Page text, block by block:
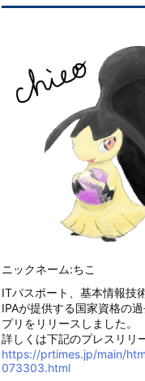
ニックネーム:ちこ
ITパスポート、基本情報技
IPAが提供する国家資格の
プリをリリースしました。
詳しくは下記のプレスリリ
https://prtimes.jp/main/
073303.html